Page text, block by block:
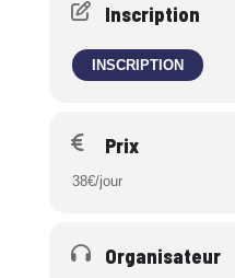
Inscription
INSCRIPTION
Prix
38€/jour
Organisateur